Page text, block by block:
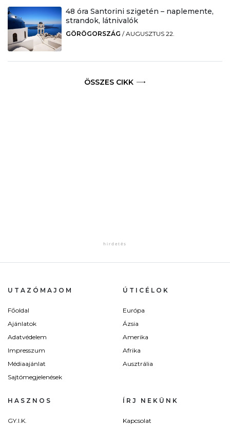
48 óra Santorini szigetén – naplemente,
strandok, látnivalók
GÖRÖGORSZÁG /AUGUSZTUS 22.
ÖSSZES CIKK
UTAZÓMAJOM
Főoldal
Ajánlatok
Adatvédelem
Impresszum
Médiaajánlat
Sajtómegjelenések
ÚTICÉLOK
Európa
Ázsia
Amerika
Afrika
Ausztrália
HASZNOS
GY.I.K.
ÍRJ NEKÜNK
Kapcsolat